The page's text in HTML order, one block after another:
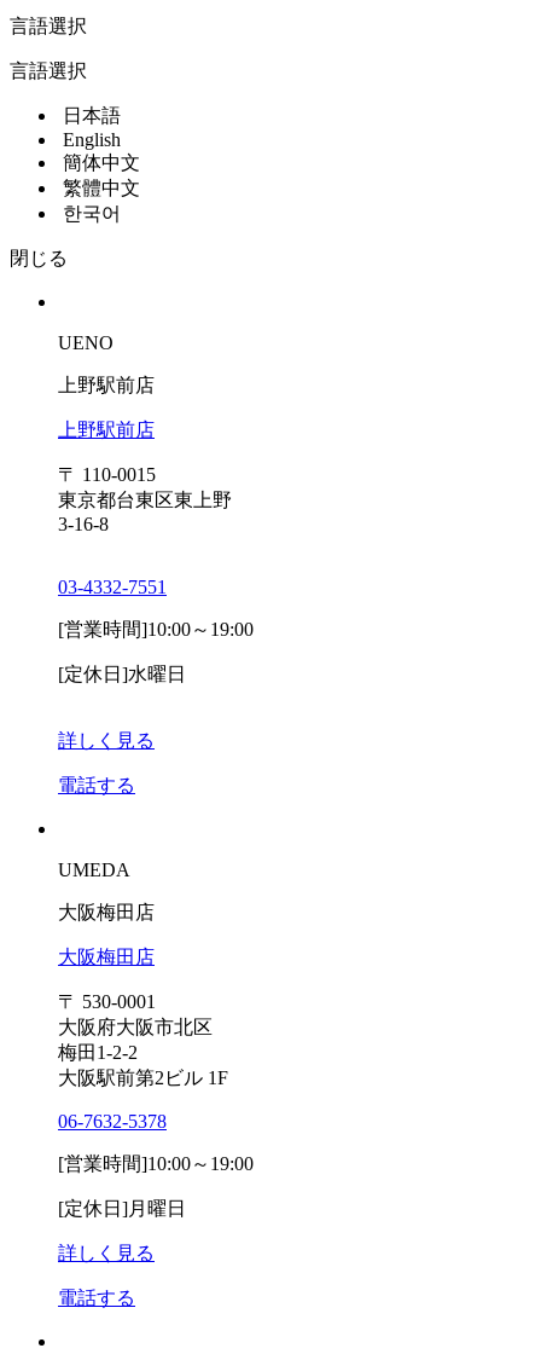
言語選択
言語選択
日本語
English
簡体中文
繁體中文
한국어
閉じる
UENO
上野駅前店
上野駅前店
〒 110-0015
東京都台東区東上野
3-16-8
03-4332-7551
[営業時間]10:00～19:00
[定休日]水曜日
詳しく見る
電話する
UMEDA
大阪梅田店
大阪梅田店
〒 530-0001
大阪府大阪市北区
梅田1-2-2
大阪駅前第2ビル 1F
06-7632-5378
[営業時間]10:00～19:00
[定休日]月曜日
詳しく見る
電話する